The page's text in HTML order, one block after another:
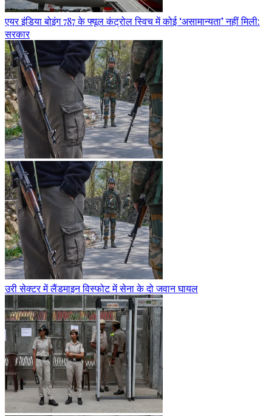
एयर इंडिया बोइंग 787 के फ्यूल कंट्रोल स्विच में कोई ‘असामान्यता’ नहीं मिली:
सरकार
उरी सेक्टर में लैंडमाइन विस्फोट में सेना के दो जवान घायल